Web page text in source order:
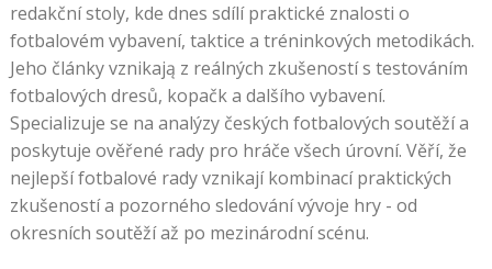
redakční stoly, kde dnes sdílí praktické znalosti o
fotbalovém vybavení, taktice a tréninkových metodikách.
Jeho články vznikają z reálných zkušeností s testováním
fotbalových dresů, kopačk a dalšího vybavení.
Specializuje se na analýzy českých fotbalových soutěží a
poskytuje ověřené rady pro hráče všech úrovní. Věří, že
nejlepší fotbalové rady vznikají kombinací praktických
zkušeností a pozorného sledování vývoje hry - od
okresních soutěží až po mezinárodní scénu.